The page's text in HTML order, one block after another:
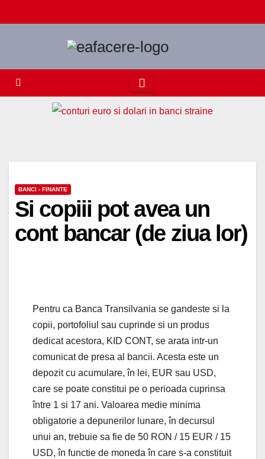
to
BANCI - FINANTE
Si copiii pot avea un
cont bancar (de ziua lor)
Pentru ca Banca Transilvania se gandeste si la
copii, portofoliul sau cuprinde si un produs
dedicat acestora, KID CONT, se arata intr-un
comunicat de presa al bancii. Acesta este un
depozit cu acumulare, în lei, EUR sau USD,
care se poate constitui pe o perioada cuprinsa
între 1 si 17 ani. Valoarea medie minima
obligatorie a depunerilor lunare, în decursul
unui an, trebuie sa fie de 50 RON / 15 EUR / 15
USD, în functie de moneda în care s-a constituit